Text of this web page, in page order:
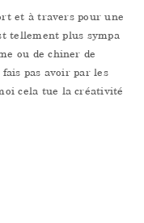
et à travers pour une
tellement plus sympa
ou de chiner de
fais pas avoir par les
cela tue la créativité